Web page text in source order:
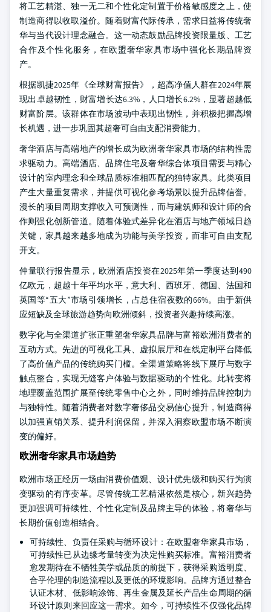
将工艺精湛、独一无二和个性化定制置于价格敏感度之上，使
制造商得以收取溢价。随着财富代际传承，需求日益将传统奢
华与当代设计理念融合。这一动态鼓励品牌投资限量版、工艺
合作及个性化服务，在欧盟奢华家具市场中强化长期品牌资
产。
根据凯捷2025年《全球财富报告》，超高净值人群在2024年展
现出卓越韧性，财富增长达6.3%，人口增长6.2%，显著超越低
财富阶层。该群体在市场波动中表现出韧性，并积极把握高增
长机遇，进一步巩固其超奢可自由支配消费能力。
奢华酒店与高端地产的增长成为欧洲奢华家具市场的结构性需
求驱动力。高端酒店、品牌住宅及奢华综合体项目需要与精心
设计的室内理念和全球品质标准相匹配的独特家具。此类项目
产生大量重复需求，并提供可视化参考场景以提升品牌信誉。
漫长的项目周期支撑收入可预测性，而与建筑师和设计师的合
作则强化创新管道。随着体验式差异化在酒店与地产领域日趋
关键，家具越来越多地成为功能与美学投资，而非可自由支配
开支。
仲量联行报告显示，欧洲酒店投资在2025年第一季度达到490
亿欧元，超越十年平均水平，意大利、西班牙、德国、法国和
英国等“五大”市场引领增长，占总住宿夜数的66%。由于新供
应短缺及全球旅游趋势向欧洲倾斜，投资者兴趣持续高涨。
数字化与全渠道扩张正重塑奢华家具品牌与富裕欧洲消费者的
互动方式。先进的可视化工具、虚拟展厅和在线定制平台降低
了高价值产品的传统购买门槛。全渠道策略将线下展厅与数字
触点整合，实现无缝客户体验与数据驱动的个性化。此转变将
地理覆盖范围扩展至传统零售中心之外，同时维持品牌控制力
与独特性。随着消费者对数字奢侈品交易信心提升，制造商得
以加强直销关系、提升利润保留，并深入洞察欧盟市场不断演
变的偏好。
欧洲奢华家具市场趋势
欧洲市场正经历一场由消费价值观、设计优先级和购买行为演
变驱动的有序变革。尽管传统工艺精湛依然是核心，新兴趋势
更加强调可持续性、个性化定制及品牌主导的体验，将奢华与
长期价值创造相结合。
可持续性、负责任采购与循环设计：在欧盟奢华家具市场，
可持续性已从边缘考量转变为决定性购买标准。富裕消费者
愈发期待在不牺牲美学或品质的前提下，获得采购透明度、
合乎伦理的制造流程以及更低的环境影响。品牌方通过整合
认证木材、低影响涂饰、再生金属及延长产品生命周期的循
环设计原则来回应这一需求。如今，可持续性不仅强化品牌